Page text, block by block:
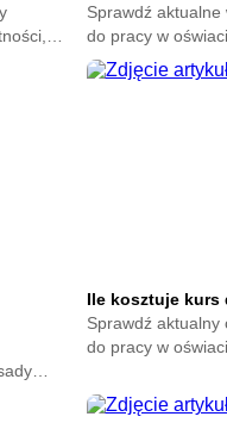
w
Sprawdź
do pracy w
oraz listę szkoleń
zatrudnienia.
się do
Ile kosztuje kurs
Sprawdź aktualny
do pracy w
przyszłość.